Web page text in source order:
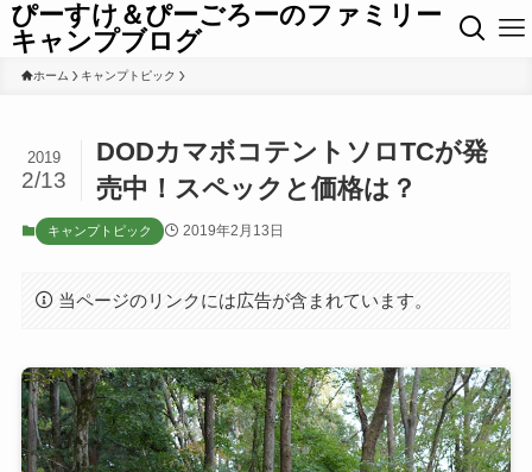
ぴーすけ＆ぴーごろーのファミリー
キャンプブログ
ホーム キャンプトピック
DODカマボコテントソロTCが発
売中！スペックと価格は？
2019
2/13
キャンプトピック 2019年2月13日
当ページのリンクには広告が含まれています。